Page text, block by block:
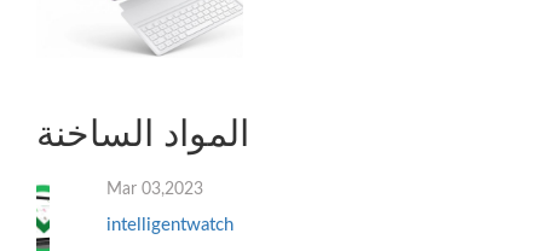
المواد الساخنة
Mar 03,2023
intelligentwatch